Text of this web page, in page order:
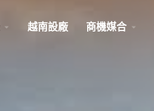
越南設廠 商機媒合